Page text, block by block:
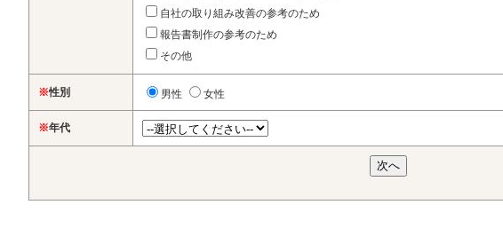
自社の取り組み改善の参考のため
報告書制作の参考のため
その他
※性別 男性 女性
※年代